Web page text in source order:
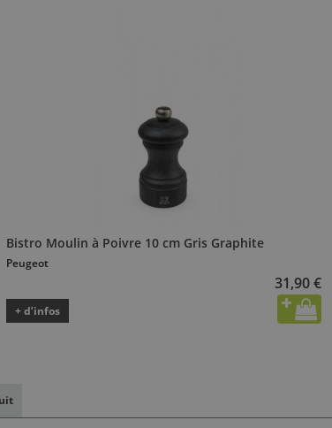
Bistro Moulin à Poivre 10 cm Gris Graphite
Peugeot
31,90 €
+ d’infos